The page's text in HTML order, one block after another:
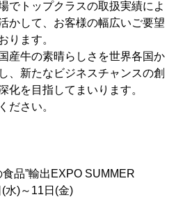
でトップクラスの取扱実績によ
かして、お客様の幅広いご要望
ります。
産牛の素晴らしさを世界各国か
、新たなビジネスチャンスの創
化を目指してまいります。
ださい。
品”輸出EXPO SUMMER
)～11日(金)